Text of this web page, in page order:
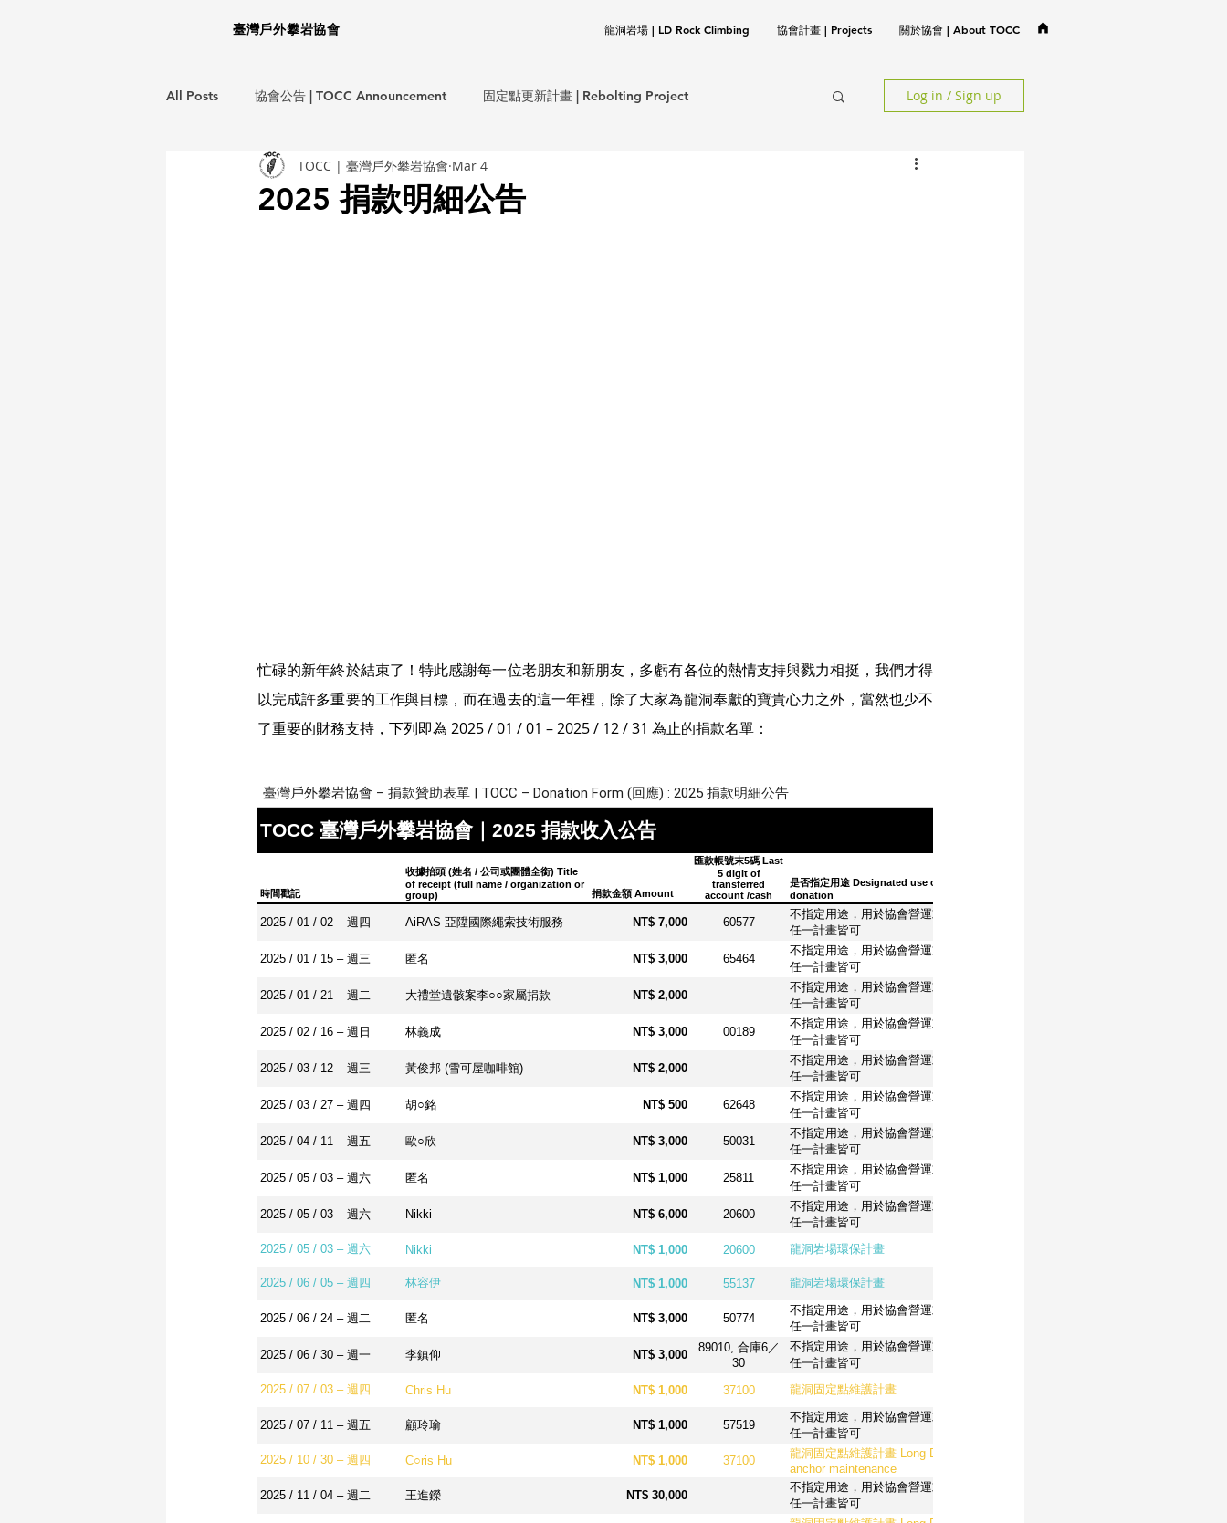
臺灣戶外攀岩協會 龍洞岩場 | LD Rock Climbing 協會計畫 | Projects 關於協會 | About TOCC
All Posts 協會公告 | TOCC Announcement 固定點更新計畫 | Rebolting Project
龍洞岩場救援計畫 | LD EMS Project 意外事件報告 | Incident Report
Log in / Sign up
2025 捐款明細公告
TOCC | 臺灣戶外攀岩協會 Mar 4
忙碌的新年終於結束了！特此感謝每一位老朋友和新朋友，多虧有各位的熱情支持與戮力相挺，我們才得
以完成許多重要的工作與目標，而在過去的這一年裡，除了大家為龍洞奉獻的寶貴心力之外，當然也少不
了重要的財務支持，下列即為 2025 / 01 / 01 – 2025 / 12 / 31 為止的捐款名單：